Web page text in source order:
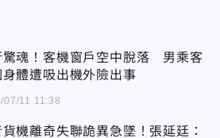
驚魂！客機窗戶空中脫落 男乘客
身體遭吸出機外險出事
07/11 11:38
機離奇失聯詭異急墜！張延廷：